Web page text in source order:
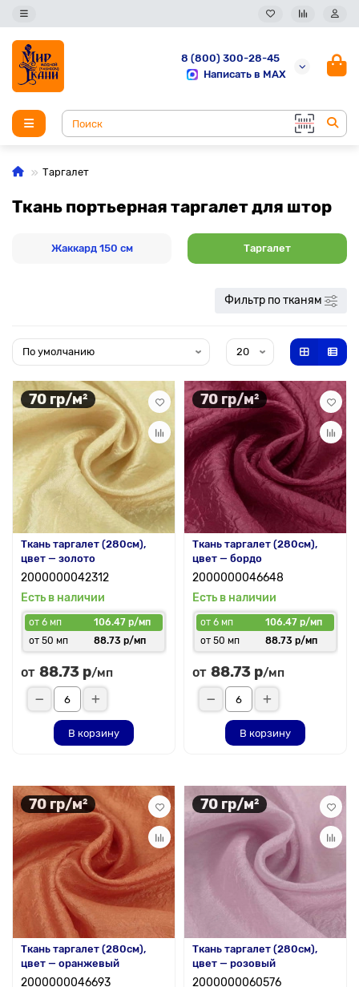
8 (800) 300-28-45
Написать в MAX
Таргалет
Ткань портьерная таргалет для штор
Жаккард 150 см Таргалет
Фильтр по тканям
70 гр/м²
Ткань таргалет (280см),
цвет — золото
2000000042312
Есть в наличии
от 6 мп
106.47 р/мп
от 50 мп
88.73 р/мп
от 88.73 р/мп
В корзину
70 гр/м²
Ткань таргалет (280см),
цвет — бордо
2000000046648
Есть в наличии
от 6 мп
106.47 р/мп
от 50 мп
88.73 р/мп
от 88.73 р/мп
В корзину
70 гр/м²
Ткань таргалет (280см),
цвет — оранжевый
2000000046693
70 гр/м²
Ткань таргалет (280см),
цвет — розовый
2000000060576